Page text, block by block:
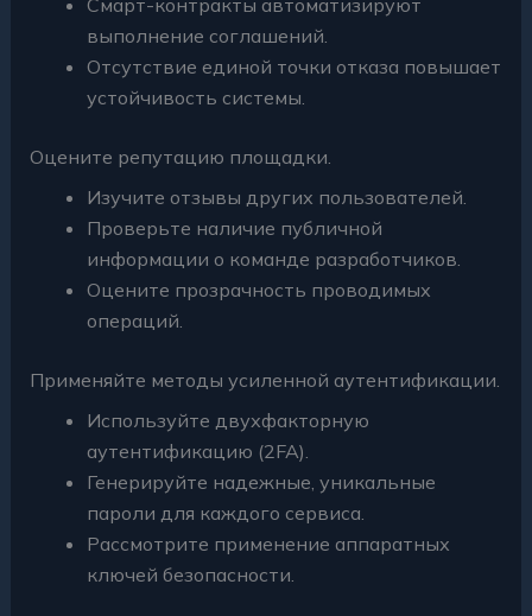
выполнение соглашений.
Отсутствие единой точки отказа повышает
устойчивость системы.
Оцените репутацию площадки.
Изучите отзывы других пользователей.
Проверьте наличие публичной
информации о команде разработчиков.
Оцените прозрачность проводимых
операций.
Применяйте методы усиленной аутентификации.
Используйте двухфакторную
аутентификацию (2FA).
Генерируйте надежные, уникальные
пароли для каждого сервиса.
Рассмотрите применение аппаратных
ключей безопасности.